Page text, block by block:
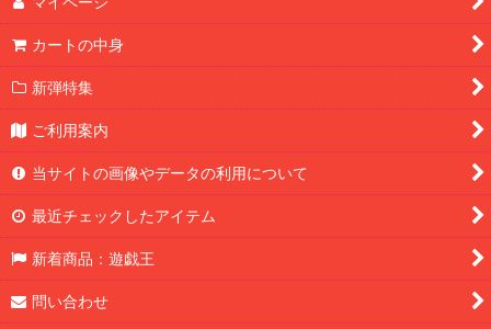
カートの中身
新弾特集
ご利用案内
当サイトの画像やデータの利用について
最近チェックしたアイテム
新着商品：遊戯王
問い合わせ